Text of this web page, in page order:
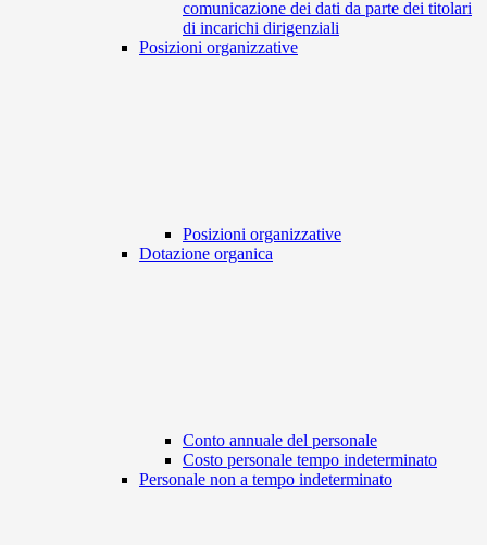
comunicazione dei dati da parte dei titolari
di incarichi dirigenziali
Posizioni organizzative
Posizioni organizzative
Dotazione organica
Conto annuale del personale
Costo personale tempo indeterminato
Personale non a tempo indeterminato